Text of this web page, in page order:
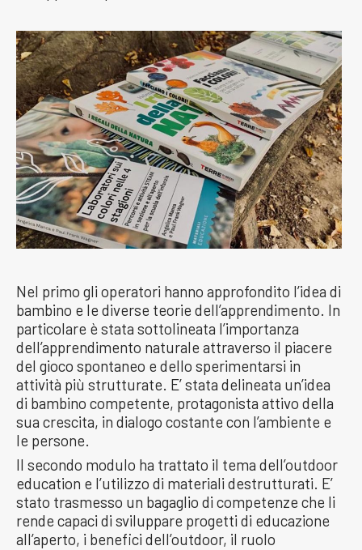
Nel primo gli operatori hanno approfondito l’idea di
bambino e le diverse teorie dell’apprendimento. In
particolare è stata sottolineata l’importanza
dell’apprendimento naturale attraverso il piacere
del gioco spontaneo e dello sperimentarsi in
attività più strutturate. E’ stata delineata un’idea
di bambino competente, protagonista attivo della
sua crescita, in dialogo costante con l’ambiente e
le persone.
Il secondo modulo ha trattato il tema dell’outdoor
education e l’utilizzo di materiali destrutturati. E’
stato trasmesso un bagaglio di competenze che li
rende capaci di sviluppare progetti di educazione
all’aperto, i benefici dell’outdoor, il ruolo